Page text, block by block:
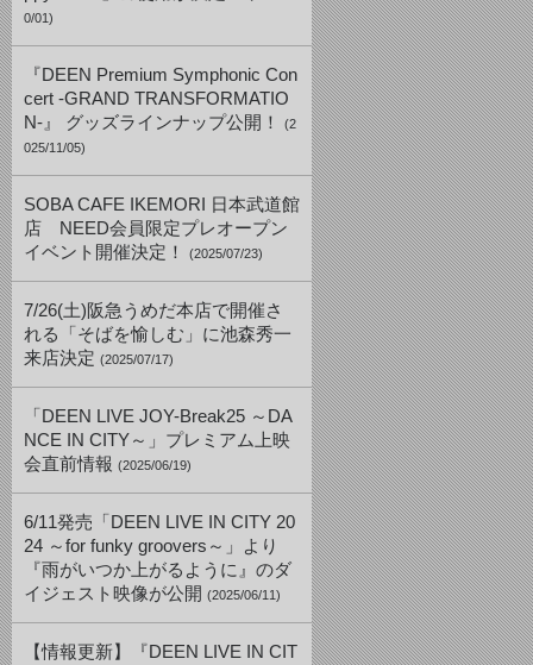
0/01)
『DEEN Premium Symphonic Con
cert -GRAND TRANSFORMATIO
N-』 グッズラインナップ公開！
(2
025/11/05)
SOBA CAFE IKEMORI 日本武道館
店 NEED会員限定プレオープン
イベント開催決定！
(2025/07/23)
7/26(土)阪急うめだ本店で開催さ
れる「そばを愉しむ」に池森秀一
来店決定 (2025/07/17)
「DEEN LIVE JOY-Break25 ～DA
NCE IN CITY～」プレミアム上映
会直前情報 (2025/06/19)
6/11発売「DEEN LIVE IN CITY 20
24 ～for funky groovers～」より
『雨がいつか上がるように』のダ
イジェスト映像が公開 (2025/06/11)
【情報更新】『DEEN LIVE IN CIT